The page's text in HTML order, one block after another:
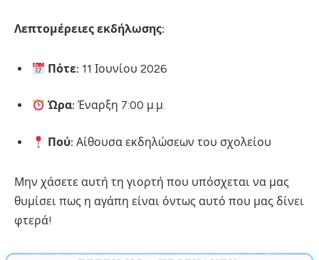
Λεπτομέρειες εκδήλωσης:
Πότε: 11 Ιουνίου 2026
Ώρα: Έναρξη 7:00 μ.μ.
Πού: Αίθουσα εκδηλώσεων του σχολείου
Μην χάσετε αυτή τη γιορτή που υπόσχεται να μας
θυμίσει πως η αγάπη είναι όντως αυτό που μας δίνει
φτερά!